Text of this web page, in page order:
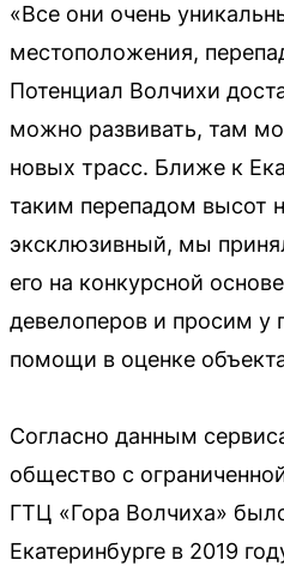
«Все они очень
местоположения,
Потенциал Волчихи
можно развивать, там
новых трасс. Ближе к
таким перепадом высот
эксклюзивный, мы
его на конкурсной
девелоперов и просим у
помощи в оценке
Согласно данным
общество с
ГТЦ «Гора Волчиха»
Екатеринбурге в 2019